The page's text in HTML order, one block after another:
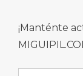
¡Manténte